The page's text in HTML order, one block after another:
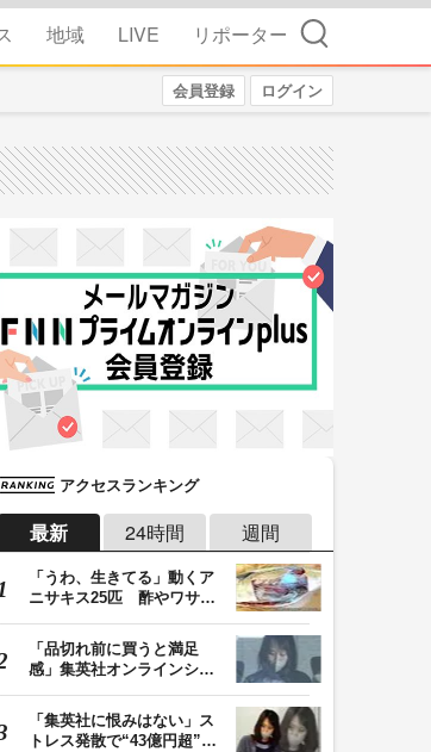
地域 LIVE リポーター 検索
会員登録 ログイン
アクセスランキング
最新 24時間 週間
「うわ、生きてる」動くア
ニサキス25匹 酢やワサビ
「品切れ前に買うと満足
感」集英社オンラインショ
「集英社に恨みはない」ス
トレス発散で“43億円超”の